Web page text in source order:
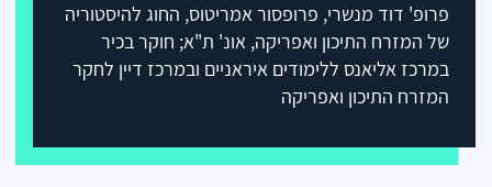
פרופ' דוד מנשרי, פרופסור אמריטוס, החוג להיסטוריה
של המזרח התיכון ואפריקה, אונ' ת"א; חוקר בכיר
במרכז אליאנס ללימודים איראניים ובמרכז דיין לחקר
המזרח התיכון ואפריקה